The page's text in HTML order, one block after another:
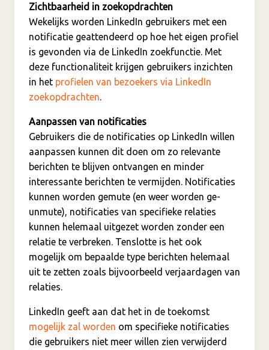
Zichtbaarheid in zoekopdrachten
Wekelijks worden LinkedIn gebruikers met een
notificatie geattendeerd op hoe het eigen profiel
is gevonden via de LinkedIn zoekfunctie. Met
deze functionaliteit krijgen gebruikers inzichten
in het profielen van bezoekers via LinkedIn
zoekopdrachten
Aanpassen van notificaties
Gebruikers die de notificaties op LinkedIn willen
aanpassen kunnen dit doen om zo relevante
berichten te blijven ontvangen en minder
interessante berichten te vermijden. Notificaties
kunnen worden gemute (en weer worden ge-
unmute), notificaties van specifieke relaties
kunnen helemaal uitgezet worden zonder een
relatie te verbreken. Tenslotte is het ook
mogelijk om bepaalde type berichten helemaal
uit te zetten zoals bijvoorbeeld verjaardagen van
relaties.
LinkedIn geeft aan dat het in de toekomst
mogelijk zal worden om specifieke notificaties
die gebruikers niet meer willen zien verwijderd